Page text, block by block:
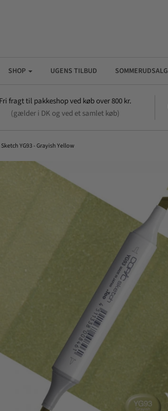
SHOP UGENS TILBUD SOMMERUDSALG
Fri fragt til pakkeshop ved køb over 800 kr.
(gælder i DK og ved et samlet køb)
YG93 - Grayish Yellow